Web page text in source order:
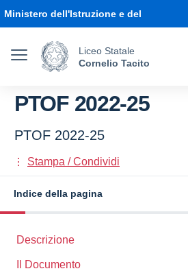
Ministero dell'Istruzione e del
Liceo Statale
Cornelio Tacito
PTOF 2022-25
PTOF 2022-25
Stampa / Condividi
Indice della pagina
Descrizione
Il Documento